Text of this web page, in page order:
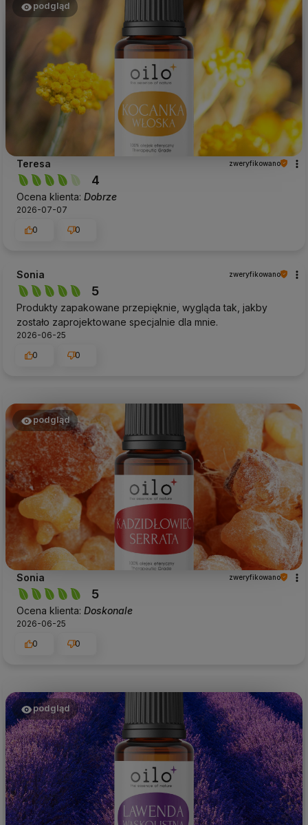
podgląd
Teresa zweryfikowano
4
Ocena klienta: Dobrze
2026-07-07
0
0
Sonia zweryfikowano
5
Produkty zapakowane przepięknie, wygląda tak, jakby
zostało zaprojektowane specjalnie dla mnie.
2026-06-25
0
0
podgląd
Sonia zweryfikowano
5
Ocena klienta: Doskonale
2026-06-25
0
0
podgląd